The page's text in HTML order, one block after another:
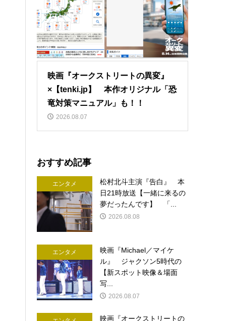
映画『オークストリートの異変』
×【tenki.jp】 本作オリジナル「恐
竜対策マニュアル」も！！
2026.08.07
おすすめ記事
エンタメ
松村北斗主演『告白』 本
日21時放送【一緒に来るの
夢だったんです】 「...
2026.08.08
エンタメ
映画『Michael／マイケ
ル』 ジャクソン5時代の
【新スポット映像＆場面
写...
2026.08.07
映画『オークストリートの